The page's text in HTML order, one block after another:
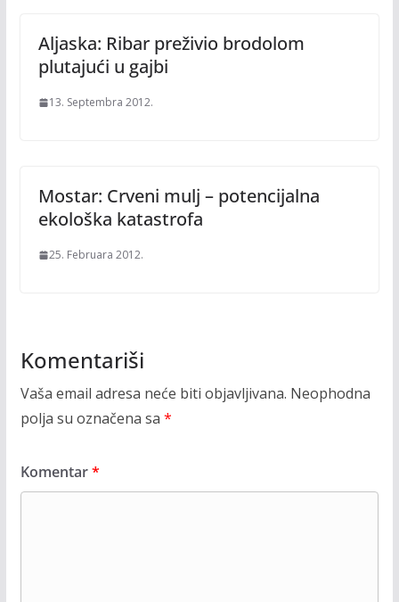
Aljaska: Ribar preživio brodolom
plutajući u gajbi
13. Septembra 2012.
Mostar: Crveni mulj – potencijalna
ekološka katastrofa
25. Februara 2012.
Komentariši
Vaša email adresa neće biti objavljivana. Neophodna
polja su označena sa *
Komentar*